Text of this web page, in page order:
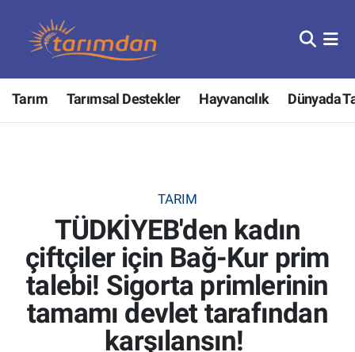
Tarım Tarımsal Destekler Hayvancılık Dünyada
TARIM
TÜDKİYEB'den kadın
çiftçiler için Bağ-Kur prim
talebi! Sigorta primlerinin
tamamı devlet tarafından
karşılansın!
Tarım
Hayvancılık
Tarımsal Destekler
Tarım Bakanlığı
Tarım Kredi Kooperatifleri
Nöbetçi Eczaneler
Hava Durumu
Tüm Manşetler
Son Dakika Haberleri